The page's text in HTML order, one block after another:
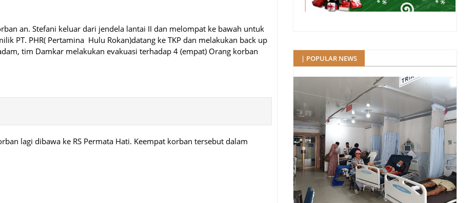
an. Stefani keluar dari jendela lantai II dan melompat ke bawah untuk
PT. PHR( Pertamina Hulu Rokan)datang ke TKP dan melakukan back up
tim Damkar melakukan evakuasi terhadap 4 (empat) Orang korban
lagi dibawa ke RS Permata Hati. Keempat korban tersebut dalam
| POPULAR NEWS